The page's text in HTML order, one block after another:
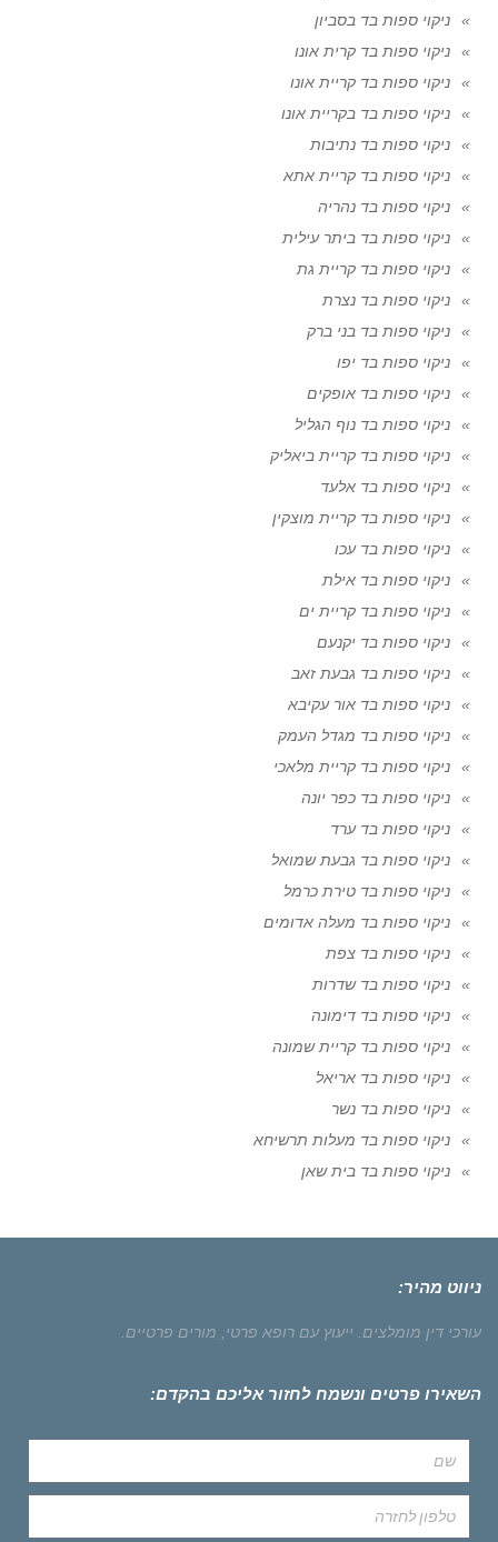
ניקוי ספות בד בסביון
ניקוי ספות בד קרית אונו
ניקוי ספות בד קריית אונו
ניקוי ספות בד בקריית אונו
ניקוי ספות בד נתיבות
ניקוי ספות בד קריית אתא
ניקוי ספות בד נהריה
ניקוי ספות בד ביתר עילית
ניקוי ספות בד קריית גת
ניקוי ספות בד נצרת
ניקוי ספות בד בני ברק
ניקוי ספות בד יפו
ניקוי ספות בד אופקים
ניקוי ספות בד נוף הגליל
ניקוי ספות בד קריית ביאליק
ניקוי ספות בד אלעד
ניקוי ספות בד קריית מוצקין
ניקוי ספות בד עכו
ניקוי ספות בד אילת
ניקוי ספות בד קריית ים
ניקוי ספות בד יקנעם
ניקוי ספות בד גבעת זאב
ניקוי ספות בד אור עקיבא
ניקוי ספות בד מגדל העמק
ניקוי ספות בד קריית מלאכי
ניקוי ספות בד כפר יונה
ניקוי ספות בד ערד
ניקוי ספות בד גבעת שמואל
ניקוי ספות בד טירת כרמל
ניקוי ספות בד מעלה אדומים
ניקוי ספות בד צפת
ניקוי ספות בד שדרות
ניקוי ספות בד דימונה
ניקוי ספות בד קריית שמונה
ניקוי ספות בד אריאל
ניקוי ספות בד נשר
ניקוי ספות בד מעלות תרשיחא
ניקוי ספות בד בית שאן
ניווט מהיר:
עורכי דין מומלצים. ייעוץ עם רופא פרטי, מורים פרטיים.
השאירו פרטים ונשמח לחזור אליכם בהקדם: